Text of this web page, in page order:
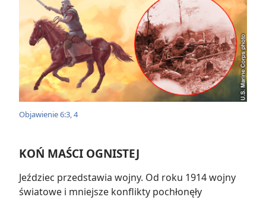
Objawienie 6:3, 4
KOŃ MAŚCI OGNISTEJ
Jeździec przedstawia wojny. Od roku 1914 wojny
światowe i mniejsze konflikty pochłonęły